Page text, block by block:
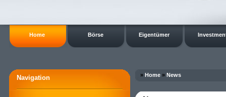
Home Börse Eigentümer
Navigation » Home » News